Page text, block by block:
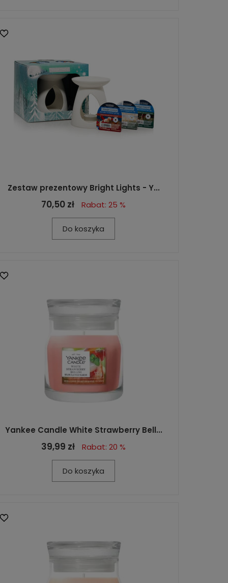
Zestaw prezentowy Bright Lights - Y...
70,50 zł Rabat: 25 %
Do koszyka
Yankee Candle White Strawberry Bell...
39,99 zł Rabat: 20 %
Do koszyka